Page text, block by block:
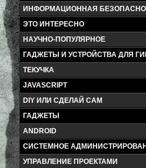
ИНФОРМАЦИОННАЯ
ЭТО ИНТЕРЕСНО
НАУЧНО-ПОПУЛЯРНОЕ
ГАДЖЕТЫ И УСТРОЙСТВА ДЛЯ
ТЕКУЧКА
JAVASCRIPT
DIY ИЛИ СДЕЛАЙ САМ
ГАДЖЕТЫ
ANDROID
СИСТЕМНОЕ
УПРАВЛЕНИЕ ПРОЕКТАМИ